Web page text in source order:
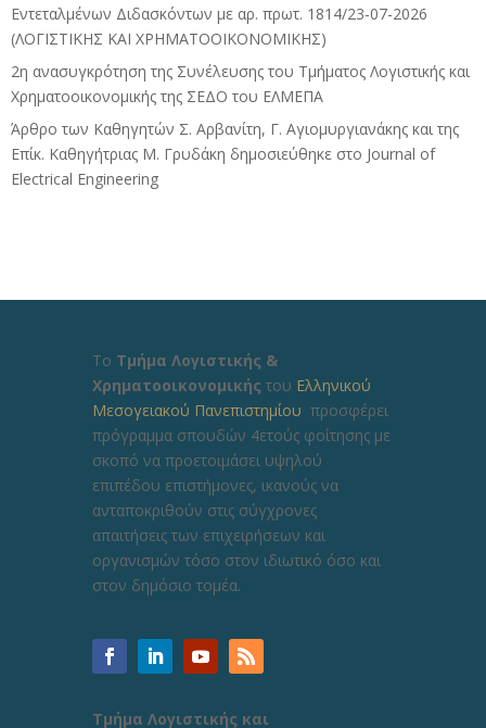
Εντεταλμένων Διδασκόντων με αρ. πρωτ. 1814/23-07-2026
(ΛΟΓΙΣΤΙΚΗΣ ΚΑΙ ΧΡΗΜΑΤΟΟΙΚΟΝΟΜΙΚΗΣ)
2η ανασυγκρότηση της Συνέλευσης του Τμήματος Λογιστικής και
Χρηματοοικονομικής της ΣΕΔΟ του ΕΛΜΕΠΑ
Άρθρο των Καθηγητών Σ. Αρβανίτη, Γ. Αγιομυργιανάκης και της
Επίκ. Καθηγήτριας Μ. Γρυδάκη δημοσιεύθηκε στο Journal of
Electrical Engineering
Το Τμήμα Λογιστικής &
Χρηματοοικονομικής του Ελληνικού
Μεσογειακού Πανεπιστημίου προσφέρει
πρόγραμμα σπουδών 4ετούς φοίτησης με
σκοπό να προετοιμάσει υψηλού
επιπέδου επιστήμονες, ικανούς να
ανταποκριθούν στις σύγχρονες
απαιτήσεις των επιχειρήσεων και
οργανισμών τόσο στον ιδιωτικό όσο και
στον δημόσιο τομέα.
Τμήμα Λογιστικής και